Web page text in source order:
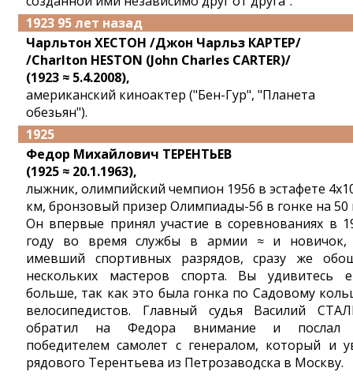
1923 95 лет назад
Чарльтон ХЕСТОН /Джон Чарльз КАРТЕР/
/Charlton HESTON (John Charles CARTER)/
(1923 ≈ 5.4.2008),
американский киноактер ("Бен-Гур", "Планета
обезьян").
1925
Федор Михайлович ТЕРЕНТЬЕВ
(1925 ≈ 20.1.1963),
лыжник, олимпийский чемпион 1956 в эстафете
км, бронзовый призер Олимпиады-56 в гонке на 50
Он впервые принял участие в соревнованиях в
году во время службы в армии ≈ и новичок,
имевший спортивных разрядов, сразу же
нескольких мастеров спорта. Вы удивитесь
больше, так как это была гонка по Садовому
велосипедистов. Главный судья Василий
обратил на Федора внимание и послал
победителем самолет с генералом, который и
рядового Терентьева из Петрозаводска в Москву.